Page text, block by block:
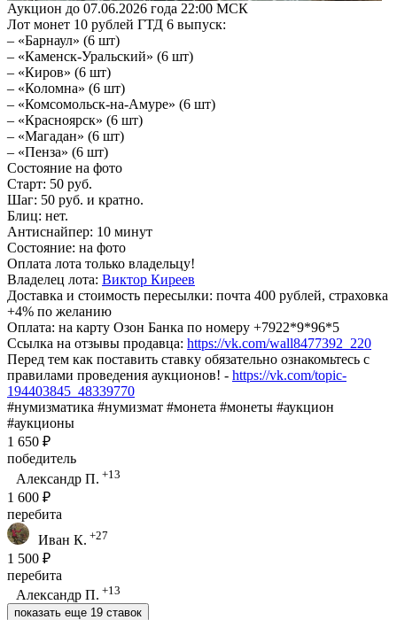
Аукцион до 07.06.2026 года 22:00 МСК
Лот монет 10 рублей ГТД 6 выпуск:
– «Барнаул» (6 шт)
– «Каменск-Уральский» (6 шт)
– «Киров» (6 шт)
– «Коломна» (6 шт)
– «Комсомольск-на-Амуре» (6 шт)
– «Красноярск» (6 шт)
– «Магадан» (6 шт)
– «Пенза» (6 шт)
Состояние на фото
Старт: 50 руб.
Шаг: 50 руб. и кратно.
Блиц: нет.
Антиснайпер: 10 минут
Состояние: на фото
Оплата лота только владельцу!
Владелец лота: Виктор Киреев
Доставка и стоимость пересылки: почта 400 рублей, страховка
+4% по желанию
Оплата: на карту Озон Банка по номеру +7922*9*96*5
Ссылка на отзывы продавца: https://vk.com/wall8477392_220
Перед тем как поставить ставку обязательно ознакомьтесь с
правилами проведения аукционов! - https://vk.com/topic-
194403845_48339770
#нумизматика #нумизмат #монета #монеты #аукцион
#аукционы
1 650 ₽
победитель
Александр П. +13
1 600 ₽
перебита
Иван К. +27
1 500 ₽
перебита
Александр П. +13
показать еще 19 ставок